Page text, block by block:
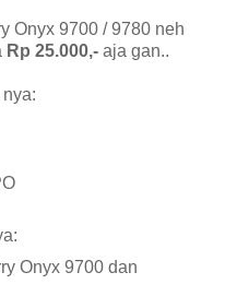
Onyx 9700 / 9780 neh
Rp 25.000,- aja gan..
Onyx 9700 dan